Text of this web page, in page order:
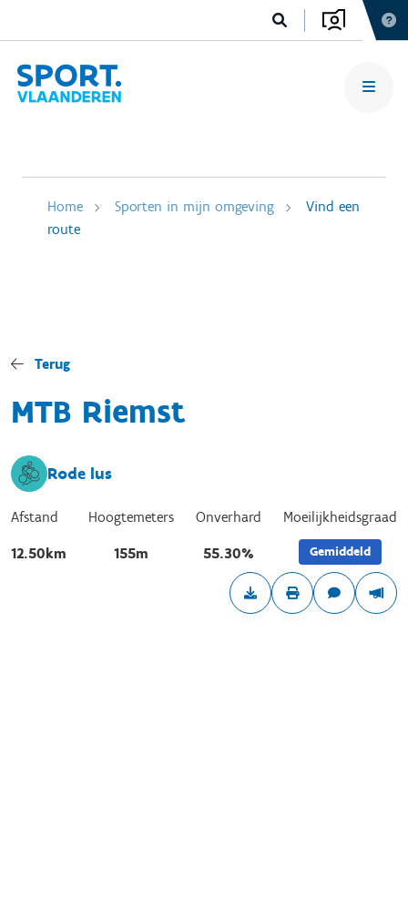
Home Sporten in mijn omgeving
Vind een
route
Terug
MTB Riemst
Rode lus
Afstand
12.50km
Hoogtemeters
155m
Onverhard
55.30%
Moeilijkheidsgraad
Gemiddeld